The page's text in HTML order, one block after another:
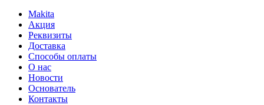
Makita
Акция
Реквизиты
Доставка
Способы оплаты
О нас
Новости
Основатель
Контакты